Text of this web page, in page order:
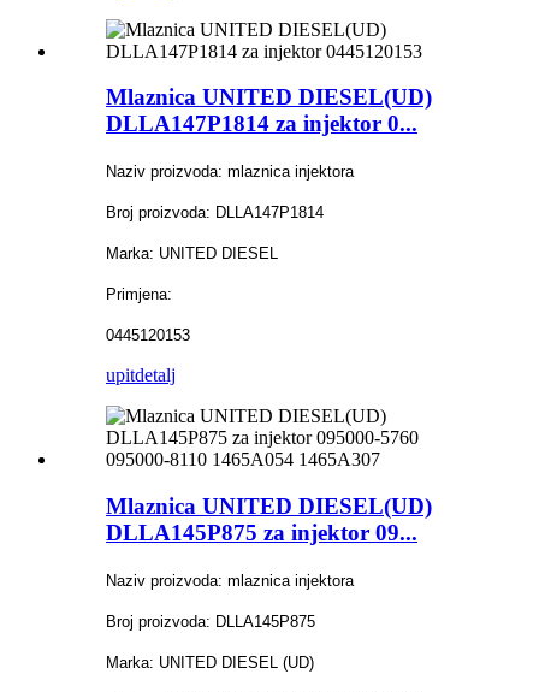
Mlaznica UNITED DIESEL(UD)
DLLA147P1814 za injektor 0...
Naziv proizvoda: mlaznica injektora
Broj proizvoda: DLLA147P1814
Marka: UNITED DIESEL
Primjena:
0445120153
upitdetalj
Mlaznica UNITED DIESEL(UD)
DLLA145P875 za injektor 09...
Naziv proizvoda: mlaznica injektora
Broj proizvoda: DLLA145P875
Marka: UNITED DIESEL (UD)